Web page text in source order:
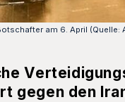
am 6. April (Quelle:
gegen den